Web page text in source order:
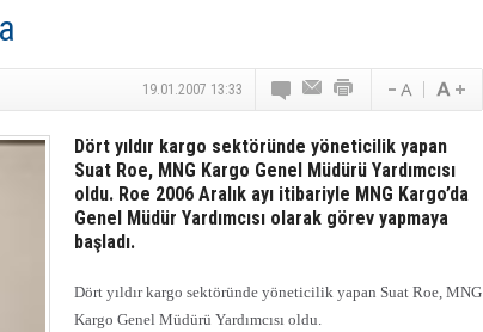
Zahidi as Director General
Ankara ile Hizmet Ağını Güçlendirdi
19.01.2007 13:33
Dört yıldır kargo sektöründe yöneticilik yapan
Suat Roe, MNG Kargo Genel Müdürü Yardımcısı
oldu. Roe 2006 Aralık ayı itibariyle MNG Kargo’da
Genel Müdür Yardımcısı olarak görev yapmaya
başladı.
Dört yıldır kargo sektöründe yöneticilik yapan Suat Roe, MNG
Kargo Genel Müdürü Yardımcısı oldu.